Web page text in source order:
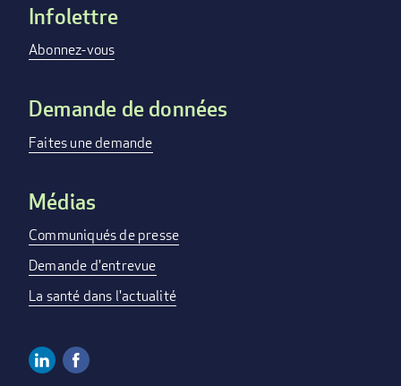
Footer
menu
Infolettre
Abonnez-vous
Demande de données
Faites une demande
Médias
Communiqués de presse
Demande d'entrevue
La santé dans l'actualité
Linkedin